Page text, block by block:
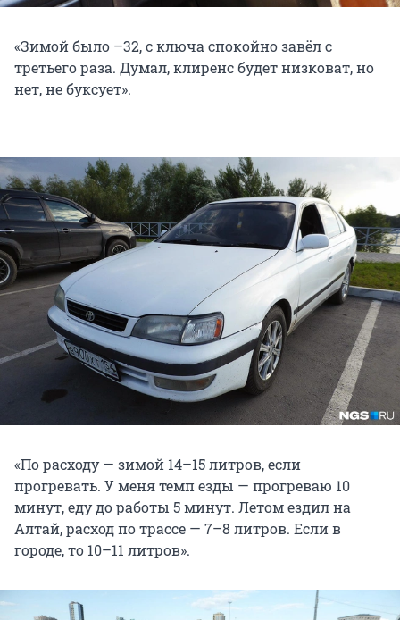
«Зимой было –32, с ключа спокойно завёл с
третьего раза. Думал, клиренс будет низковат, но
нет, не буксует».
«По расходу — зимой 14–15 литров, если
прогревать. У меня темп езды — прогреваю 10
минут, еду до работы 5 минут. Летом ездил на
Алтай, расход по трассе — 7–8 литров. Если в
городе, то 10–11 литров».